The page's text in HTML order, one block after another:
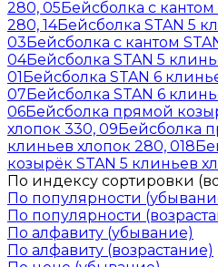
280, 05Бейсболка с
280, 14Бейсболка STAN 5
03Бейсболка с кантом
04Бейсболка STAN 5
01Бейсболка STAN 6
07Бейсболка STAN 6
06Бейсболка прямой
хлопок 330, 09Бейсболка
клиньев хлопок 280, 018
козырёк STAN 5 клиньев
По индексу сортировки
По популярности
По популярности
По алфавиту (убывание)
По алфавиту (возрастание)